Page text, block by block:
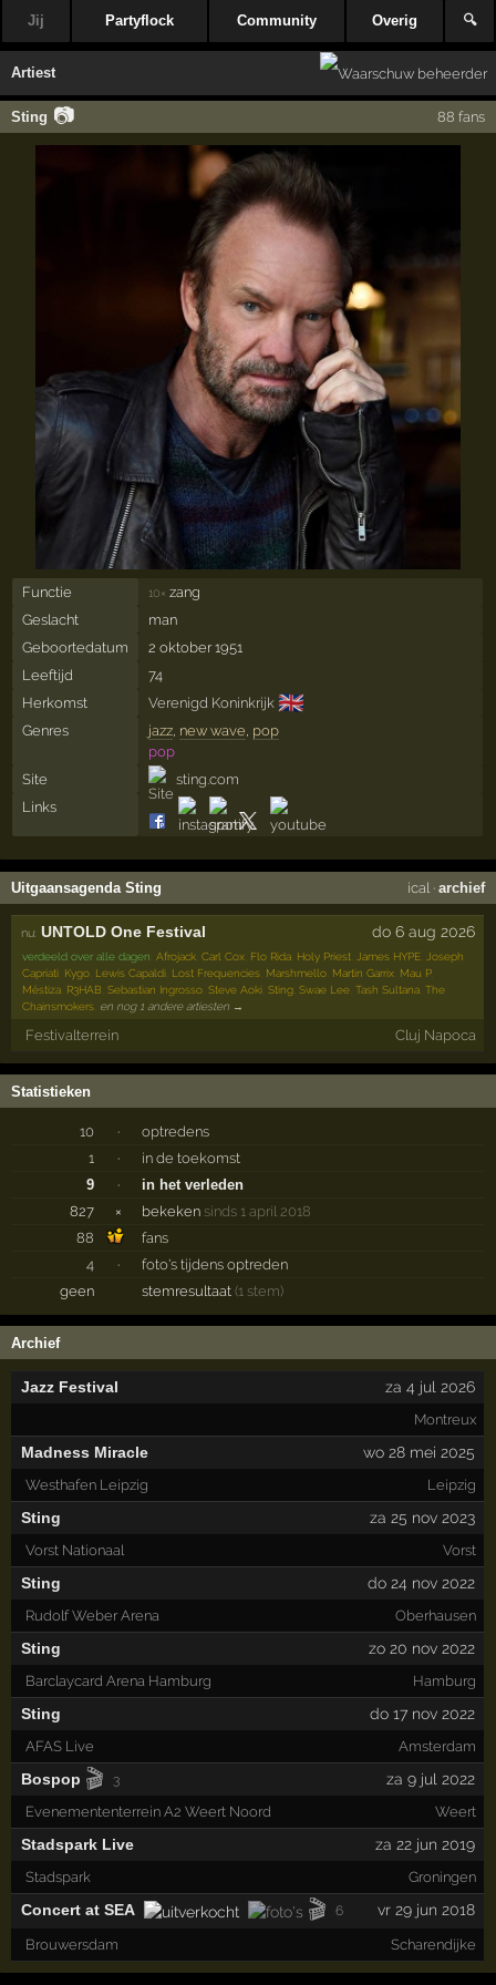
Jij Partyflock Community Overig 🔍
Artiest
Sting 📷 88 fans
Functie 10× zang
Geslacht
man
Geboortedatum
2 oktober 1951
Leeftijd
74
Herkomst
Verenigd Koninkrijk 🇬🇧
Genres jazz, new wave pop
pop
Site
sting.com
Links
Uitgaansagenda Sting ical · archief
nu: UNTOLD One Festival do 6 aug 2026
verdeeld over alle dagen :Afrojack ,Carl Cox Flo Rida Holy Priest James HYPE
Joseph
Capriati Kygo Lewis Capaldi Lost Frequencies Marshmello Martin Garrix Mau P,
Mëstiza R3HAB ,Sebastian Ingrosso ,Steve Aoki ,Sting ,Swae Lee ,Tash Sultana ,The
Chainsmokers en nog 1 andere artiesten →
Festivalterrein Cluj Napoca
Statistieken
10 ·
optredens
1
·
in de toekomst
9
·
in het verleden
827
× bekeken sinds 1 april 2018
88
fans
4
·
foto's tijdens optreden
geen
stemresultaat(1 stem)
Archief
Jazz Festival za 4 jul 2026
Montreux
Madness Miracle wo 28 mei 2025
Westhafen Leipzig Leipzig
Sting za 25 nov 2023
Vorst Nationaal Vorst
Sting do 24 nov 2022
Rudolf Weber Arena Oberhausen
Sting zo 20 nov 2022
Barclaycard Arena Hamburg Hamburg
Sting do 17 nov 2022
AFAS Live Amsterdam
Bospop 🎬 3 za 9 jul 2022
Evenemententerrein A2 Weert Noord Weert
Stadspark Live za 22 jun 2019
Stadspark Groningen
Concert at SEA 🎬 6 vr 29 jun 2018
Brouwersdam Scharendijke